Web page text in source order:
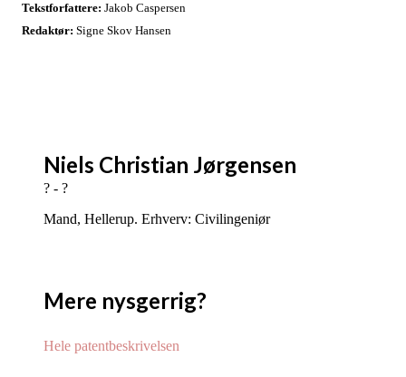
Tekstforfattere: Jakob Caspersen
Redaktør: Signe Skov Hansen
Niels Christian Jørgensen
? - ?
Mand, Hellerup. Erhverv: Civilingeniør
Mere nysgerrig?
Hele patentbeskrivelsen